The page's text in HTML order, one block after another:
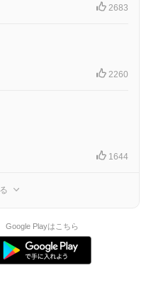
2683
2260
1644
Google Playはこちら